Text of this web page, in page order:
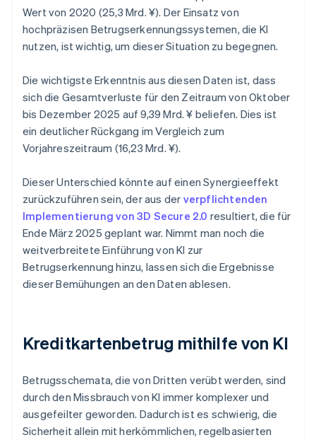
Wert von 2020 (25,3 Mrd. ¥). Der Einsatz von
hochpräzisen Betrugserkennungssystemen, die KI
nutzen, ist wichtig, um dieser Situation zu begegnen.
Die wichtigste Erkenntnis aus diesen Daten ist, dass
sich die Gesamtverluste für den Zeitraum von Oktober
bis Dezember 2025 auf 9,39 Mrd. ¥ beliefen. Dies ist
ein deutlicher Rückgang im Vergleich zum
Vorjahreszeitraum (16,23 Mrd. ¥).
Dieser Unterschied könnte auf einen Synergieeffekt
zurückzuführen sein, der aus der verpflichtenden
Implementierung von 3D Secure 2.0 resultiert, die für
Ende März 2025 geplant war. Nimmt man noch die
weitverbreitete Einführung von KI zur
Betrugserkennung hinzu, lassen sich die Ergebnisse
dieser Bemühungen an den Daten ablesen.
Kreditkartenbetrug mithilfe von KI
Betrugsschemata, die von Dritten verübt werden, sind
durch den Missbrauch von KI immer komplexer und
ausgefeilter geworden. Dadurch ist es schwierig, die
Sicherheit allein mit herkömmlichen, regelbasierten